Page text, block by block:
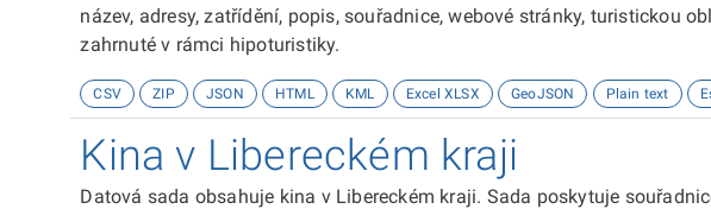
název, adresy, zatřídění, popis, souřadnice, webové stránky, turistickou
zahrnuté v rámci hipoturistiky.
CSV ZIP JSON HTML KML Excel XLSX GeoJSON Plain text
Kina v Libereckém kraji
Datová sada obsahuje kina v Libereckém kraji. Sada poskytuje